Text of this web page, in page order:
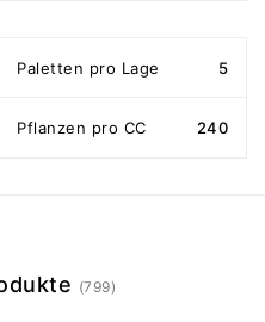
Paletten pro Lage 5
Pflanzen pro CC 240
(799)